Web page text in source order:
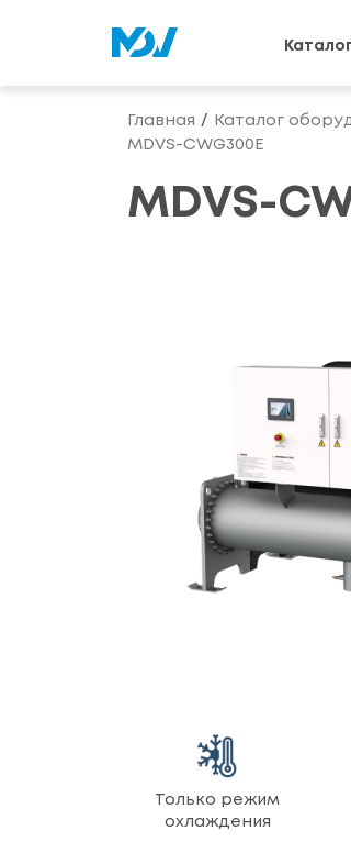
Каталог
Главная Каталог
MDVS-CWG300E
MDVS-
Только режим
охлаждения